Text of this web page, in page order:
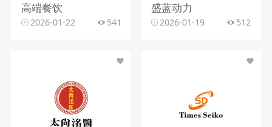
高端餐饮
2026-01-22 541
盛蓝动力
2026-01-19 512